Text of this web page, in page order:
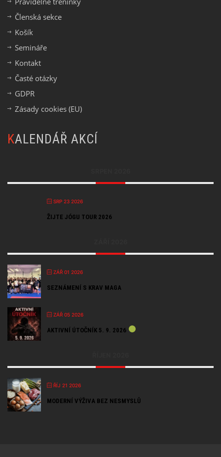
Členská sekce
Košík
Semináře
Kontakt
Časté otázky
GDPR
Zásady cookies (EU)
KALENDÁŘ AKCÍ
SRP 23 2026
ŽIJTE JÓGU TOUR 2026
ZÁŘ 01 2026
SEZNÁMENÍ S KRAV MAGA
ZÁŘ 05 2026
AKTIVNÍ ÚTOČNÍK 5. 9. 2026
ŘÍJ 21 2026
MODERNÍ VÝŽIVA BEZ NESMYSLŮ